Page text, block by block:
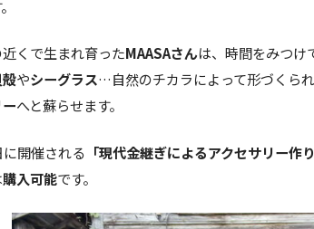
くで生まれ育ったMAASAさんは、時間をみつけ
殻やシーグラス…自然のチカラによって形づくら
へと蘇らせます。
に開催される 「現代金継ぎによるアクセサリー作り
購入可能です。